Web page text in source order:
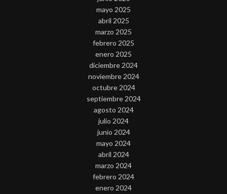
mayo 2025
abril 2025
marzo 2025
febrero 2025
enero 2025
diciembre 2024
noviembre 2024
octubre 2024
septiembre 2024
agosto 2024
julio 2024
junio 2024
mayo 2024
abril 2024
marzo 2024
febrero 2024
enero 2024